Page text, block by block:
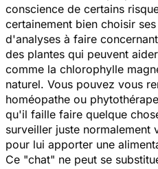
conscience de certains
certainement bien choisir
d'analyses à faire
des plantes qui peuvent
comme la chlorophylle
naturel. Vous pouvez vous
homéopathe ou
qu'il faille faire quelque
surveiller juste normalement
pour lui apporter une
Ce "chat" ne peut se